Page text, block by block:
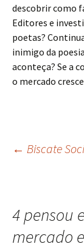
descobrir como
Editores e
poetas?
inimigo da
aconteça? Se a
o mercado
posts
← Biscate
4 pensou
mercado